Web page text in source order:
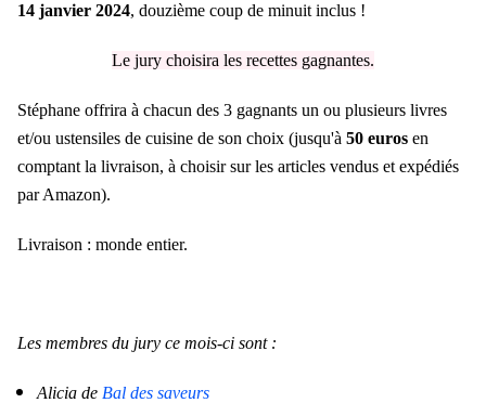
14 janvier 2024, douzième coup de minuit inclus !
Le jury choisira les recettes gagnantes.
Stéphane offrira à chacun des 3 gagnants un ou plusieurs livres
et/ou ustensiles de cuisine de son choix (jusqu'à 50 euros en
comptant la livraison, à choisir sur les articles vendus et expédiés
par Amazon).
Livraison : monde entier.
Les membres du jury ce mois-ci sont :
Alicia de Bal des saveurs